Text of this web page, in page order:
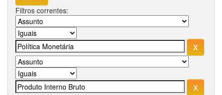
Filtros correntes: